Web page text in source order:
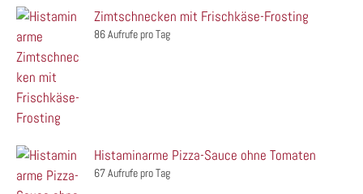
Zimtschnecken mit Frischkäse-Frosting
86 Aufrufe pro Tag
Histaminarme Pizza-Sauce ohne Tomaten
67 Aufrufe pro Tag